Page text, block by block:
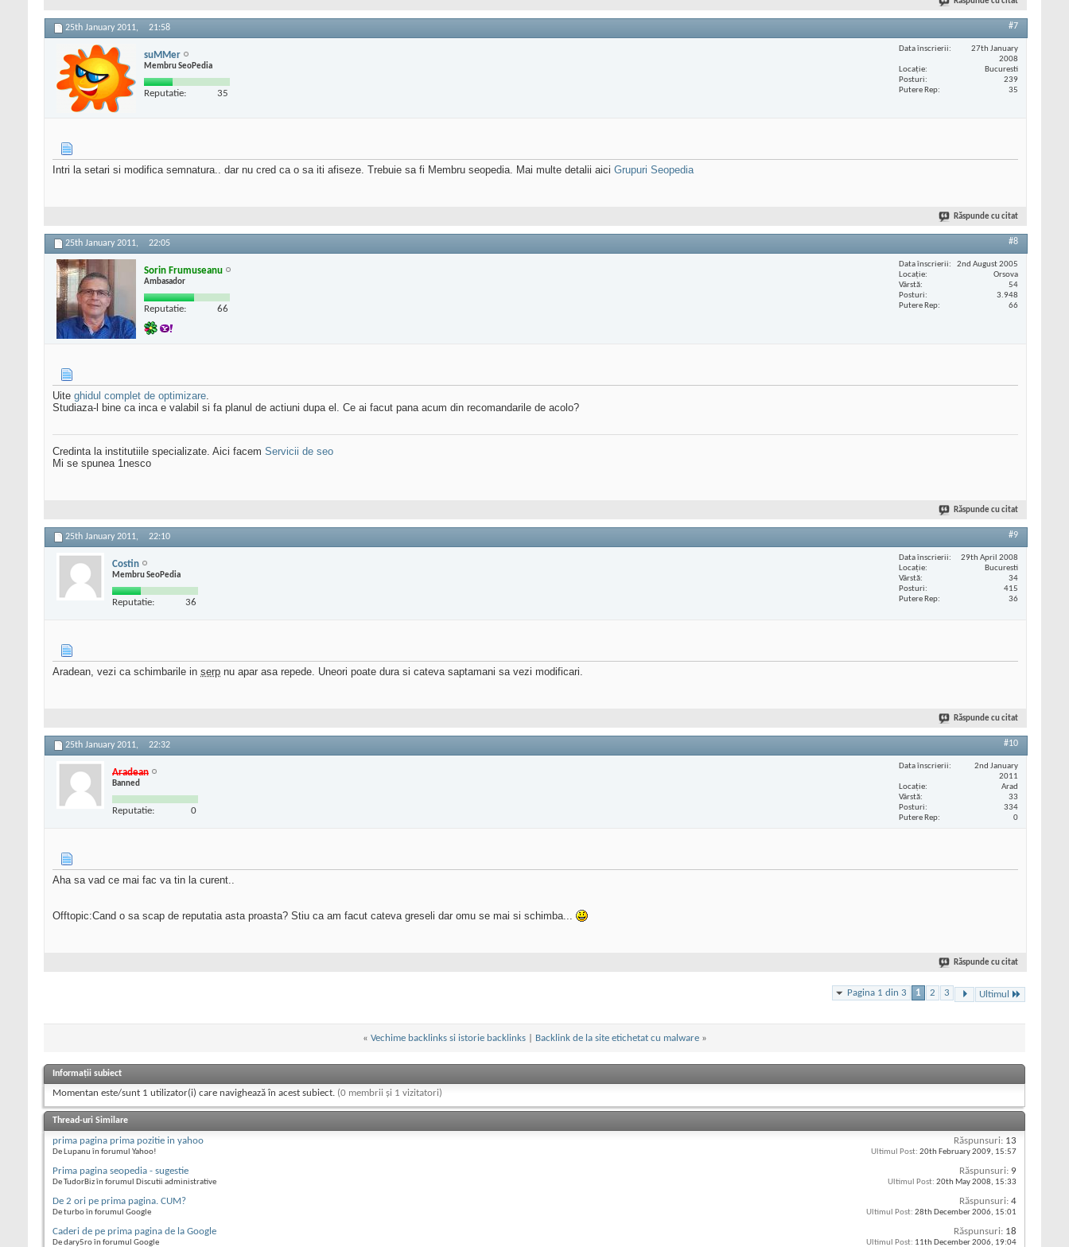
25th January 2011, 21:58 #7
suMMer
Membru SeoPedia
Reputatie: 35
Data înscrierii
27th January
2008
Locaţie
Bucuresti
Posturi
239
Putere Rep
35
Intri la setari si modifica semnatura.. dar nu cred ca o sa iti afiseze. Trebuie sa fi Membru seopedia. Mai multe detalii aici Grupuri Seopedia
Răspunde cu citat
25th January 2011, 22:05 #8
Sorin Frumuseanu
Ambasador
Reputatie: 66
Data înscrierii
2nd August 2005
Locaţie
Orsova
Vârstă
54
Posturi
3.948
Putere Rep
66
Uite ghidul complet de optimizare.
Studiaza-l bine ca inca e valabil si fa planul de actiuni dupa el. Ce ai facut pana acum din recomandarile de acolo?
Credinta la institutiile specializate. Aici facem Servicii de seo
Mi se spunea 1nesco
Răspunde cu citat
25th January 2011, 22:10 #9
Costin
Membru SeoPedia
Reputatie: 36
Data înscrierii
29th April 2008
Locaţie
Bucuresti
Vârstă
34
Posturi
415
Putere Rep
36
Aradean, vezi ca schimbarile in serp nu apar asa repede. Uneori poate dura si cateva saptamani sa vezi modificari.
Răspunde cu citat
25th January 2011, 22:32 #10
Aradean
Banned
Reputatie: 0
Data înscrierii
2nd January
2011
Locaţie
Arad
Vârstă
33
Posturi
334
Putere Rep
0
Aha sa vad ce mai fac va tin la curent..
Offtopic:Cand o sa scap de reputatia asta proasta? Stiu ca am facut cateva greseli dar omu se mai si schimba...
Răspunde cu citat
Pagina 1 din 3 1 2 3 Ultimul
« Vechime backlinks si istorie backlinks| Backlink de la site etichetat cu malware »
Informații subiect
Momentan este/sunt 1 utilizator(i) care navighează în acest subiect. (0 membrii și 1 vizitatori)
Thread-uri Similare
prima pagina prima pozitie in yahoo
De Lupanu în forumul Yahoo!
Răspunsuri: 13
Ultimul Post: 20th February 2009, 15:57
Prima pagina seopedia - sugestie
De TudorBiz în forumul Discutii administrative
Răspunsuri: 9
Ultimul Post: 20th May 2008, 15:33
De 2 ori pe prima pagina. CUM?
De turbo în forumul Google
Răspunsuri: 4
Ultimul Post: 28th December 2006, 15:01
Caderi de pe prima pagina de la Google
De dary5ro în forumul Google
Răspunsuri: 18
Ultimul Post: 11th December 2006, 19:04